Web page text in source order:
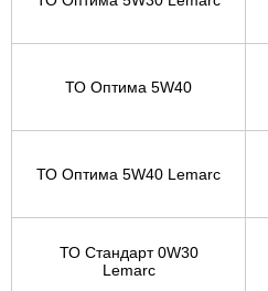
ТО Оптима 5W40
ТО Оптима 5W40 Lemarc
ТО Стандарт 0W30
Lemarc